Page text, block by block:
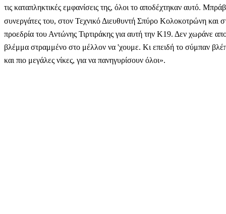
τις καταπληκτικές εμφανίσεις της, όλοι το αποδέχτηκαν αυτό.
συνεργάτες του, στον Τεχνικό Διευθυντή Σπύρο Κολοκοτρώνη
προεδρία του Αντώνης Τιρτιράκης για αυτή την Κ19. Δεν χωράνε
βλέμμα στραμμένο στο μέλλον να 'χουμε. Κι επειδή το σύμπαν
και πιο μεγάλες νίκες, για να πανηγυρίσουν όλοι».